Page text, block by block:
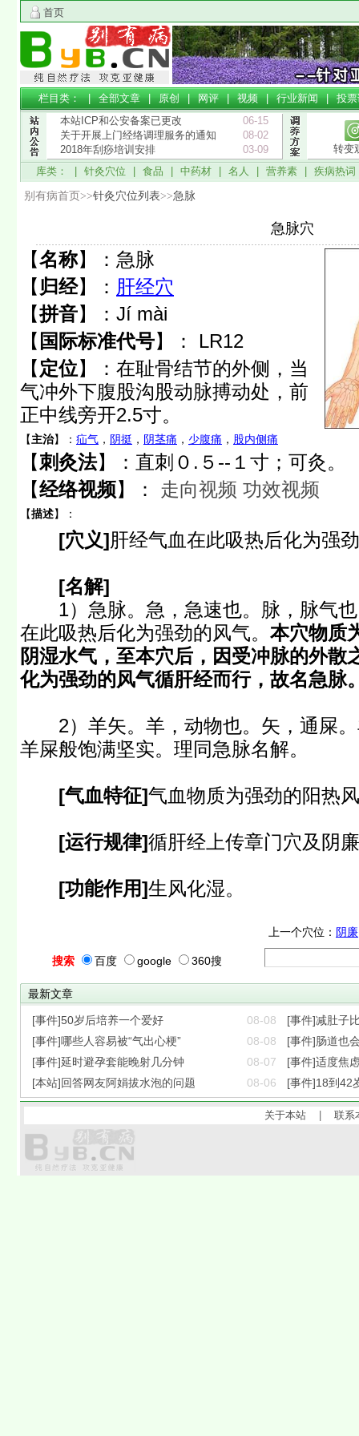
首页
栏目类： |全部文章|原创|网评|视频|行业新闻|投
本站ICP和公安备案已更改
06-15
关于开展上门经络调理服务的通知
08-02
2018年刮痧培训安排
03-09
转变
库类： | 针灸穴位 食品 中药材 名人 营养素 疾病热词
别有病首页>>针灸穴位列表>>急脉
急脉穴
【名称】： 急脉
【 归经】： 肝经穴
【拼音】： Jí mài
【 国际标准代号】： LR12
【 定位】： 在耻骨结节的外侧，当
气冲外下腹股沟股动脉搏动处，前
正中线旁开2.5寸。
【主治】： 疝气 ， 阴挺 ， 阴茎痛 ， 少腹痛 ， 股内侧痛
【刺灸法】：直刺０.５--１寸；可灸。
【经络视频】： 走向视频 功效视频
【描述】：
[穴义]肝经气血在此吸热后化为强
[名解]
1）急脉。急，急速也。脉，脉气也
在此吸热后化为强劲的风气。 本穴物质
阴湿水气，至本穴后，因受冲脉的外散
化为强劲的风气循肝经而行，故名急脉
2）羊矢。羊，动物也。矢，通屎。
羊屎般饱满坚实。理同急脉名解。
[气血特征]气血物质为强劲的阳热
[运行规律]循肝经上传章门穴及阴
[功能作用]生风化湿。
上一个穴位： 阴廉
搜索 百度 google 360搜
最新文章
[事件]50岁后培养一个爱好 08-08
[事件]减肚子
[事件]哪些人容易被“气出心梗”
08-08
[事件]肠道也
[事件]延时避孕套能晚射几分钟
08-07
[事件]适度焦
[本站]回答网友阿娟拔水泡的问题
08-06 [事件]18到42
关于本站 |联系